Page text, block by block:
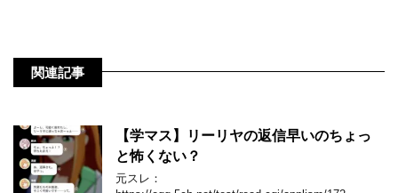
関連記事
【学マス】リーリヤの返信早いのちょっ
と怖くない？
元スレ：